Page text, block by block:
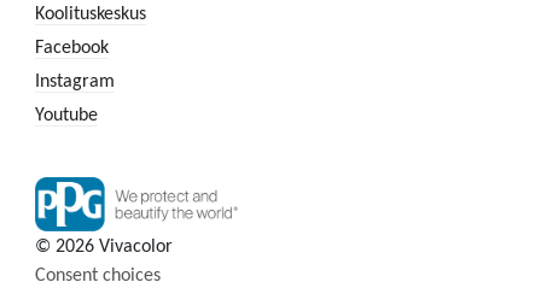
Koolituskeskus
Facebook
Instagram
Youtube
© 2026 Vivacolor
Consent choices